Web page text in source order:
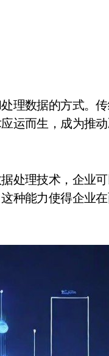
运而生，成为推
处理技术，企业
种能力使得企业